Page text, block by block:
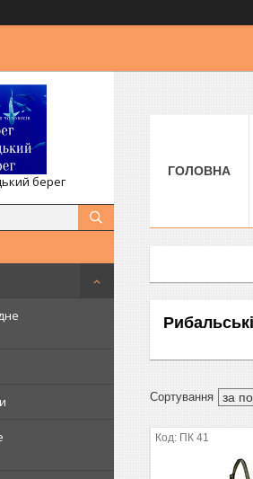
берег
ГОЛОВНА
ПК 41